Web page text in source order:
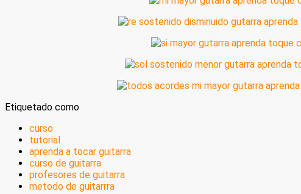
Etiquetado como
curso
tutorial
aprenda a tocar guitarra
curso de guitarra
profesores de guitarra
metodo de guitarrra